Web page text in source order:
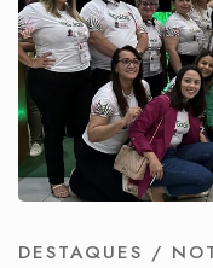
DESTAQUES /